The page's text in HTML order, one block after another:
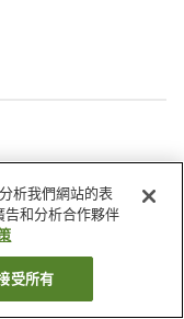
店
析我們網站的表
告和分析合作夥伴
受所有